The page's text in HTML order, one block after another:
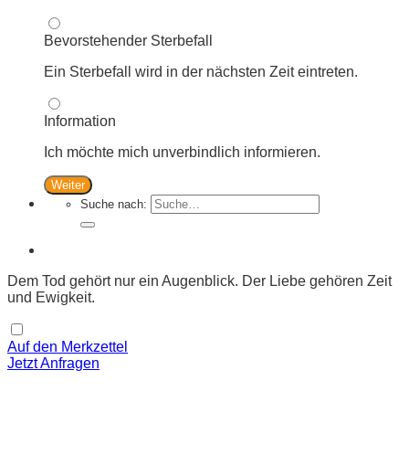
Bevorstehender Sterbefall
Ein Sterbefall wird in der nächsten Zeit eintreten.
Information
Ich möchte mich unverbindlich informieren.
Weiter
Suche nach:
Dem Tod gehört nur ein Augenblick. Der Liebe gehören Zeit
und Ewigkeit.
Auf den Merkzettel
Jetzt Anfragen